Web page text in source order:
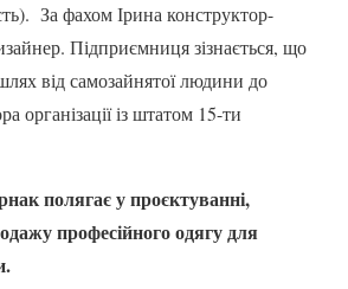
За фахом Ірина конструктор-
Підприємниця зізнається, що
від самозайнятої людини до
організації із штатом 15-ти
полягає у проєктуванні,
професійного одягу для